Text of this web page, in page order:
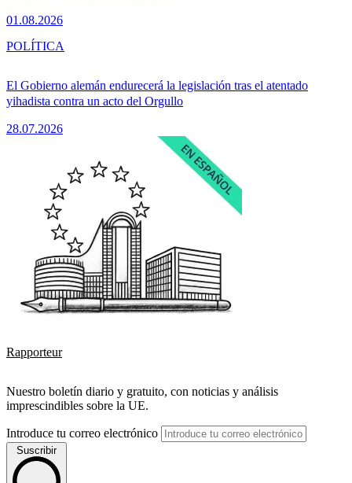
01.08.2026
El Gobierno alemán endurecerá la legislación tras el atentado
yihadista contra un acto del Orgullo
28.07.2026
POLÍTICA
Rapporteur
Nuestro boletín diario y gratuito, con noticias y análisis
imprescindibles sobre la UE.
Introduce tu correo electrónico
Suscribir